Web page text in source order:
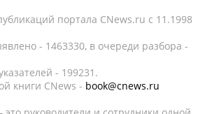
портала CNews.ru c 11.1998
- 1463330, в очереди разбора -
- 199231.
книги CNews - book@cnews.ru